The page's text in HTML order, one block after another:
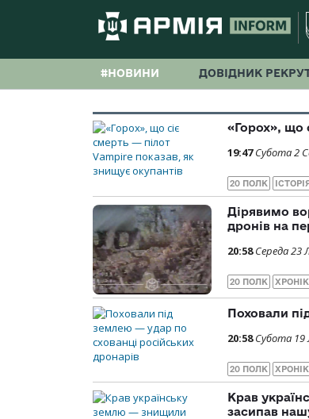
#НОВИНИ ДОВІДНИК
«Горох», що
19:47 Субота 2
20 ПОЛК
Дірявимо
дронів на
20:58 Середа 23
20 ПОЛК
Поховали
20:58 Субота 19
20 ПОЛК
Крав
засипав